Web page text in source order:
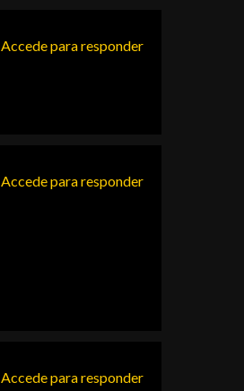
Accede para responder
Accede para responder
Accede para responder